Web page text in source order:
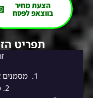
הצעת מחיר
בווצאפ לפסח
תפריט
1.
מסמנים
2.